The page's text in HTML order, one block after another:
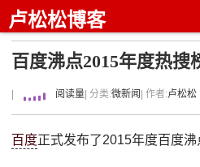
卢松松博客
百度沸点2015年度热搜
阅读量 | 分类:微新闻 | 作者:卢松松
百度正式发布了2015年度百度沸